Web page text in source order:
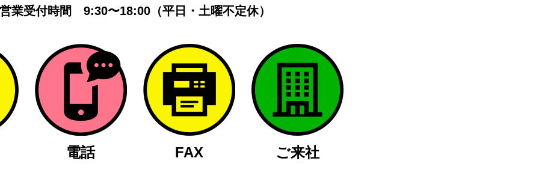
業受付時間 9:30〜18:00（平日・土曜不定休）
電話 FAX ご来社